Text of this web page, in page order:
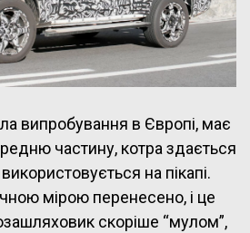
випробування в Європі, має
частину, котра здається
на пікапі.
мірою перенесено, і це
скоріше “мулом”,